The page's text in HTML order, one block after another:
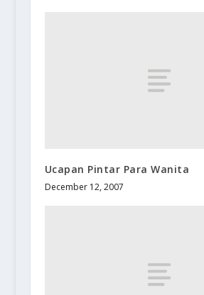
Ucapan Pintar Para Wanita
December 12, 2007